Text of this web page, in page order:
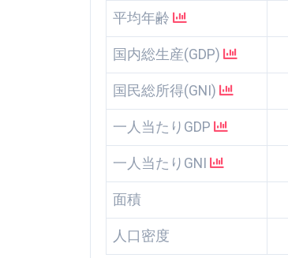
平均年齢
国内総生産(GDP)
国民総所得(GNI)
一人当たりGDP
一人当たりGNI
面積
人口密度